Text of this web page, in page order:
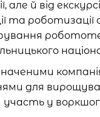
але й від
роботизації
для
у